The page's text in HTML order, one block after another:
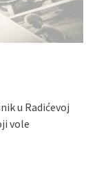
u Radićevoj
vole